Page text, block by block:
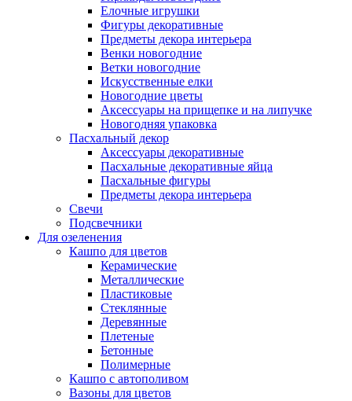
Елочные игрушки
Фигуры декоративные
Предметы декора интерьера
Венки новогодние
Ветки новогодние
Искусственные елки
Новогодние цветы
Аксессуары на прищепке и на липучке
Новогодняя упаковка
Пасхальный декор
Аксессуары декоративные
Пасхальные декоративные яйца
Пасхальные фигуры
Предметы декора интерьера
Свечи
Подсвечники
Для озеленения
Кашпо для цветов
Керамические
Металлические
Пластиковые
Стеклянные
Деревянные
Плетеные
Бетонные
Полимерные
Кашпо с автополивом
Вазоны для цветов